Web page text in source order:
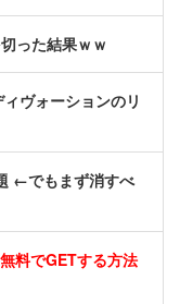
った結果ｗｗ
ヴォーションのリ
←でもまず消すべ
料でGETする方法